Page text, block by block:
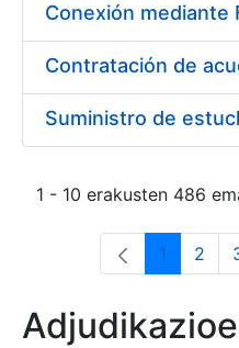
1 - 10 erakusten 486
1 2